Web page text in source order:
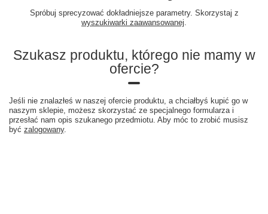
Spróbuj sprecyzować dokładniejsze parametry. Skorzystaj z
wyszukiwarki zaawansowanej
Szukasz produktu, którego nie mamy w
ofercie?
Jeśli nie znalazłeś w naszej ofercie produktu, a chciałbyś kupić go w
naszym sklepie, możesz skorzystać ze specjalnego formularza i
przesłać nam opis szukanego przedmiotu. Aby móc to zrobić musisz
być zalogowany.